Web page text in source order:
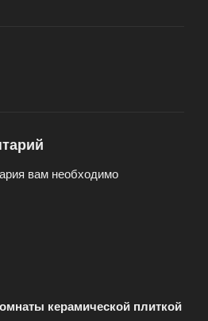
вам необходимо
керамической плиткой